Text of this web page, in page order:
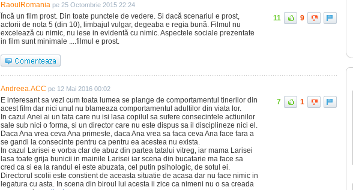
RaoulRomania pe 25 Octombrie 2015 22:24
Încă un film prost. Din toate punctele de vedere. Si dacă scenariul e prost,
actorii de nota 5 (din 10), limbajul vulgar, degeaba e regia bună. Filmul nu
excelează cu nimic, nu iese in evidentă cu nimic. Aspectele sociale prezentate
in film sunt minimale ....filmul e prost.
11 9
Andreea.ACC pe 12 Mai 2016 00:02
E interesant sa vezi cum toata lumea se plange de comportamentul tinerilor din
acest film dar nici unul nu blameaza comportamentul adultilor din viata lor.
In cazul Anei ai un tata care nu isi lasa copilul sa sufere consecintele actiunilor
sale sub nici o forma, si un director care nu este dispus sa il disciplineze nici el.
Daca Ana vrea ceva Ana primeste, daca Ana vrea sa faca ceva Ana face fara a
se gandi la consecinte pentru ca pentru ea acestea nu exista.
In cazul Larisei e vorba clar de abuz din partea tatalui vitreg, iar mama Larisei
lasa toate grija bunicii in mainile Larisei iar scena din bucatarie ma face sa
cred ca si ea la randul ei este abuzata, cel putin psihologic, de sotul ei.
Directorul scolii este constient de aceasta situatie de acasa dar nu face nimic in
legatura cu asta. In scena din biroul lui acesta ii zice ca nimeni nu o sa creada
7 1